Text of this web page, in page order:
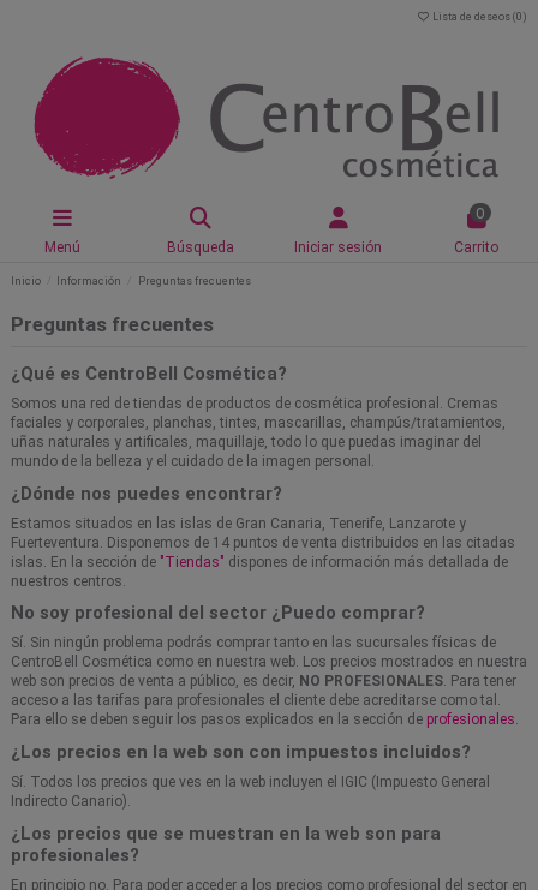
Lista de deseos (0 )
Menú Búsqueda Iniciar sesión
0
Carrito
Inicio Información Preguntas frecuentes
Preguntas frecuentes
¿Qué es CentroBell Cosmética?
Somos una red de tiendas de productos de cosmética profesional. Cremas
faciales y corporales, planchas, tintes, mascarillas, champús/tratamientos,
uñas naturales y artificales, maquillaje, todo lo que puedas imaginar del
mundo de la belleza y el cuidado de la imagen personal.
¿Dónde nos puedes encontrar?
Estamos situados en las islas de Gran Canaria, Tenerife, Lanzarote y
Fuerteventura. Disponemos de 14 puntos de venta distribuidos en las citadas
islas. En la sección de "Tiendas" dispones de información más detallada de
nuestros centros.
No soy profesional del sector ¿Puedo comprar?
Sí. Sin ningún problema podrás comprar tanto en las sucursales físicas de
CentroBell Cosmética como en nuestra web. Los precios mostrados en nuestra
web son precios de venta a público, es decir, NO PROFESIONALES. Para tener
acceso a las tarifas para profesionales el cliente debe acreditarse como tal.
Para ello se deben seguir los pasos explicados en la sección de profesionales.
¿Los precios en la web son con impuestos incluidos?
Sí. Todos los precios que ves en la web incluyen el IGIC (Impuesto General
Indirecto Canario).
¿Los precios que se muestran en la web son para
profesionales?
En principio no. Para poder acceder a los precios como profesional del sector en